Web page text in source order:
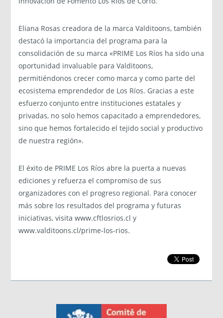
Eliana Rosas creadora de la marca Valditoons, también
destacó la importancia del programa para la
consolidación de su marca «PRIME Los Ríos ha sido una
oportunidad invaluable para Valditoons,
permitiéndonos crecer como marca y como parte del
ecosistema emprendedor de Los Ríos. Gracias a este
esfuerzo conjunto entre instituciones estatales y
privadas, no solo hemos capacitado a emprendedores,
sino que hemos fortalecido el tejido social y productivo
de nuestra región».
El éxito de PRIME Los Ríos abre la puerta a nuevas
ediciones y refuerza el compromiso de sus
organizadores con el progreso regional. Para conocer
más sobre los resultados del programa y futuras
iniciativas, visita www.cftlosrios.cl y
www.valditoons.cl/prime-los-rios.